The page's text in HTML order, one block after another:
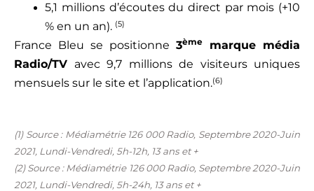
5,1 millions d’écoutes du direct par mois (+10
% en un an). (5)
France Bleu se positionne 3ème
marque média
Radio/TV avec 9,7 millions de visiteurs uniques
mensuels sur le site et l’application.(6)
(1) Source : Médiamétrie 126 000 Radio, Septembre 2020-Juin
2021, Lundi-Vendredi, 5h-12h, 13 ans et +
(2) Source : Médiamétrie 126 000 Radio, Septembre 2020-Juin
2021, Lundi-Vendredi, 5h-24h, 13 ans et +